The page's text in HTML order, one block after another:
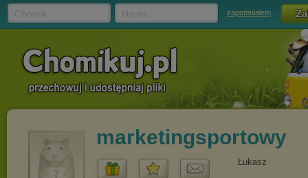
zapomniałem
marketingsportowy
Łukasz